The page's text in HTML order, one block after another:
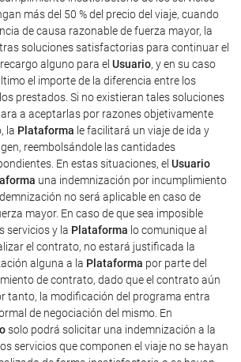
más del 50 % del precio del viaje, cuando
de causa razonable de fuerza mayor, la
soluciones satisfactorias para continuar el
alguno para el Usuario, y en su caso
el importe de la diferencia entre los
prestados. Si no existieran tales soluciones
a aceptarlas por razones objetivamente
la Plataforma le facilitará un viaje de ida y
reembolsándole las cantidades
En estas situaciones, el Usuario
una indemnización por incumplimiento
no será aplicable en caso de
mayor. En caso de que sea imposible
servicios y la Plataforma lo comunique al
el contrato, no estará justificada la
alguna a la Plataforma por parte del
de contrato, dado que el contrato aún
tanto, la modificación del programa entra
de negociación del mismo. En
solo podrá solicitar una indemnización a la
servicios que componen el viaje no se hayan